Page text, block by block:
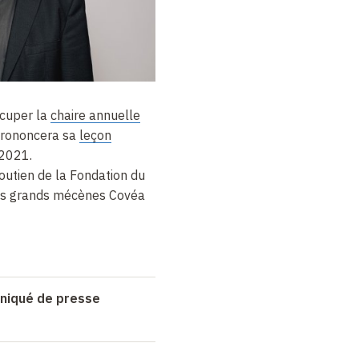
la chaire annuelle
sa leçon
de la Fondation du
grands mécènes Covéa
de presse